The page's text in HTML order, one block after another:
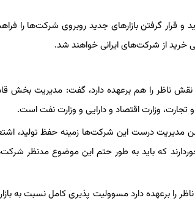
قرار گرفتن بازارهای جدید روبروی شرکت‌ها را
خرید از شرکت‌های ایرانی خواهند شد.
نقش ناظر را هم برعهده دارد، گفت: مدیریت بخش
وزارت اقتصاد و دارایی و وزارت نفت است.
ضمن مدیریت درست این شرکت‌ها زمینه حفظ
که باید به طور حتم این موضوع مدنظر
برعهده دارد مسوولیت پذیری کامل نسبت به